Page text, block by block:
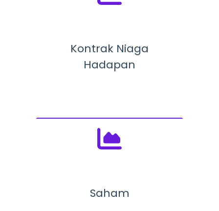
Kontrak Niaga
Hadapan
Saham